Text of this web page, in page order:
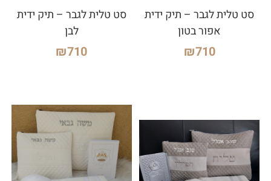
סט טלית לגבר – תיק ידית
אפור בטון
₪710
סט טלית לגבר – תיק ידית
לבן
₪710